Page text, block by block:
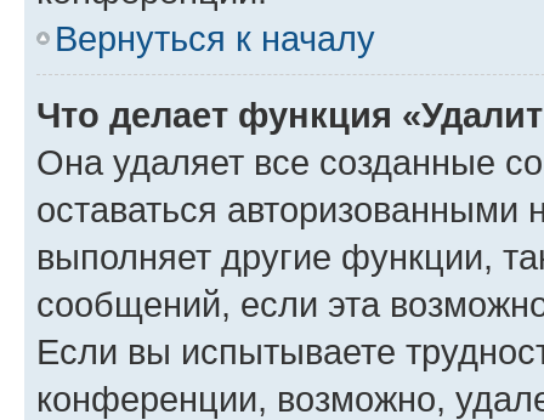
Вернуться к началу
Что делает функция
Она удаляет все созданные
оставаться авторизованными
выполняет другие функции,
сообщений, если эта
Если вы испытываете
конференции, возможно,